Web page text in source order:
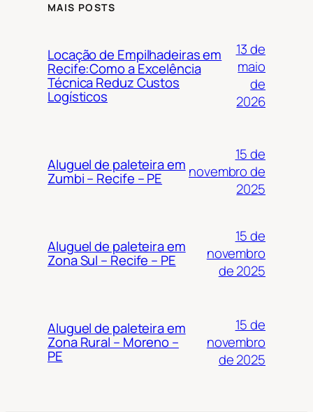
MAIS POSTS
Locação de Empilhadeiras em
Recife:Como a Excelência
Técnica Reduz Custos
Logísticos
13 de
maio
de
2026
Aluguel de paleteira em
Zumbi – Recife – PE
15 de
novembro de
2025
Aluguel de paleteira em
Zona Sul – Recife – PE
15 de
novembro
de 2025
Aluguel de paleteira em
Zona Rural – Moreno –
PE
15 de
novembro
de 2025